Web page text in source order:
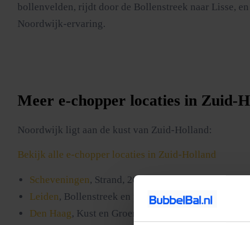
bollenvelden, rijdt door de Bollenstreek naar Lisse,
Noordwijk-ervaring.
Meer e-chopper locaties in Zuid-
Noordwijk ligt aan de kust van Zuid-Holland:
Bekijk alle e-chopper locaties in Zuid-Holland
Scheveningen, Strand, 20 min
Leiden, Bollenstreek en polders
Den Haag, Kust en Groene Hart